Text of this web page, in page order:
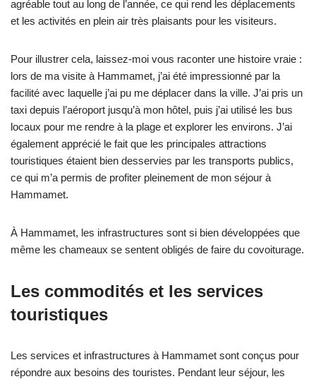
agréable tout au long de l’année, ce qui rend les déplacements
et les activités en plein air très plaisants pour les visiteurs.
Pour illustrer cela, laissez-moi vous raconter une histoire vraie :
lors de ma visite à Hammamet, j’ai été impressionné par la
facilité avec laquelle j’ai pu me déplacer dans la ville. J’ai pris un
taxi depuis l’aéroport jusqu’à mon hôtel, puis j’ai utilisé les bus
locaux pour me rendre à la plage et explorer les environs. J’ai
également apprécié le fait que les principales attractions
touristiques étaient bien desservies par les transports publics,
ce qui m’a permis de profiter pleinement de mon séjour à
Hammamet.
À Hammamet, les infrastructures sont si bien développées que
même les chameaux se sentent obligés de faire du covoiturage.
Les commodités et les services
touristiques
Les services et infrastructures à Hammamet sont conçus pour
répondre aux besoins des touristes. Pendant leur séjour, les